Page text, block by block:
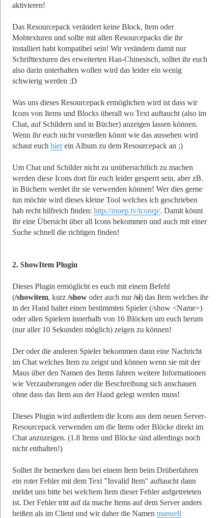
aktivieren!
Das Resourcepack verändert keine Block, Item oder
Mobtexturen und sollte mit allen Resourcepacks die ihr
installiert habt kompatibel sein! Wir verändern damit nur
Schrifttexturen des erweiterten Han-Chinesisch, solltet ihr euch
also darin unterhalten wollen wird das leider ein wenig
schwierig werden :D
Was uns dieses Resourcepack ermöglichen wird ist dass wir
Icons von Items und Blocks überall wo Text auftaucht (also im
Chat, auf Schildern und in Bücher) anzeigen lassen können.
Wenn ihr euch nicht vorstellen könnt wie das aussehen wird
schaut euch hierein Album zu dem Resourcepack an ;)
Um Chat und Schilder nicht zu unübersichtlich zu machen
werden diese Icons dort für euch leider gesperrt sein, aber zB.
in Büchern werdet ihr sie verwenden können! Wer dies gerne
tun möchte wird dieses kleine Tool welches ich geschrieben
hab recht hilfreich finden: http://moep.tv/iconrp/. Damit könnt
ihr eine Übersicht über all Icons bekommen und auch mit einer
Suche schnell die richtigen finden!
2. ShowItem Plugin
Dieses Plugin ermöglicht es euch mit einem Befehl
(/showitem, kurz /show oder auch nur/si) das Item welches ihr
in der Hand haltet einen bestimmten Spieler (/show <Name>)
oder allen Spielern innerhalb von 16 Blöcken um euch herum
(nur aller 10 Sekunden möglich) zeigen zu können!
Der oder die anderen Spieler bekommen dann eine Nachricht
im Chat welches Item zu zeigst und können wenn sie mit der
Maus über den Namen des Items fahren weitere Informationen
wie Verzauberungen oder die Beschreibung sich anschauen
ohne dass das Item aus der Hand gelegt werden muss!
Dieses Plugin wird außerdem die Icons aus dem neuen Server-
Resourcepack verwenden um die Items oder Blöcke direkt im
Chat anzuzeigen. (1.8 Items und Blöcke sind allerdings noch
nicht enthalten!)
Solltet ihr bemerken dass bei einem Item beim Drüberfahren
ein roter Fehler mit dem Text "Invalid Item" auftaucht dann
meldet uns bitte bei welchem Item dieser Fehler aufgetreteten
ist. Der Fehler tritt auf da mache Items auf dem Server anders
heißen als im Client und wir daher die Namen manuell